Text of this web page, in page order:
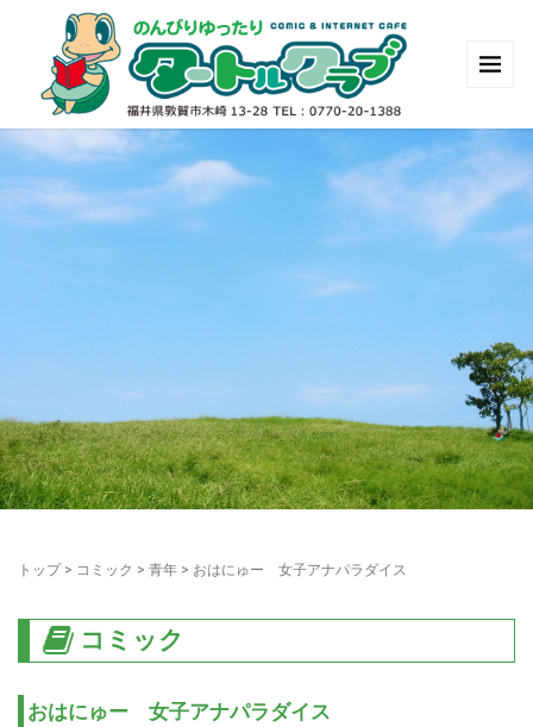
トップ> コミック > 青年 > おはにゅー 女子アナパラダイス
コミック
おはにゅー 女子アナパラダイス